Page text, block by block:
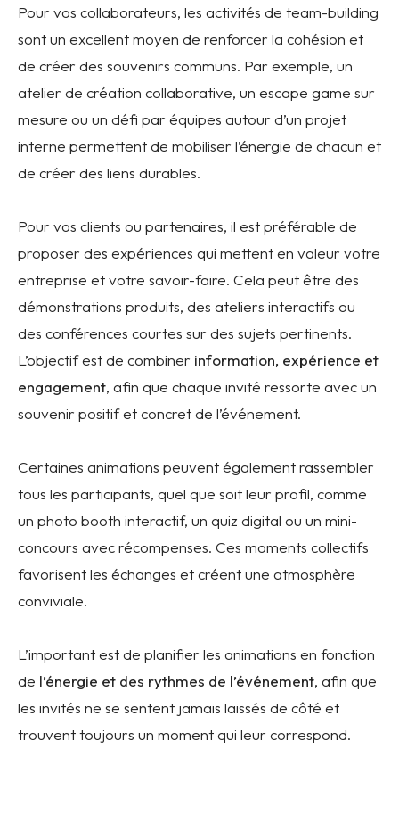
Pour vos collaborateurs, les activités de team-building
sont un excellent moyen de renforcer la cohésion et
de créer des souvenirs communs. Par exemple, un
atelier de création collaborative, un escape game sur
mesure ou un défi par équipes autour d’un projet
interne permettent de mobiliser l’énergie de chacun et
de créer des liens durables.
Pour vos clients ou partenaires, il est préférable de
proposer des expériences qui mettent en valeur votre
entreprise et votre savoir-faire. Cela peut être des
démonstrations produits, des ateliers interactifs ou
des conférences courtes sur des sujets pertinents.
L’objectif est de combiner information, expérience et
engagement, afin que chaque invité ressorte avec un
souvenir positif et concret de l’événement.
Certaines animations peuvent également rassembler
tous les participants, quel que soit leur profil, comme
un photo booth interactif, un quiz digital ou un mini-
concours avec récompenses. Ces moments collectifs
favorisent les échanges et créent une atmosphère
conviviale.
L’important est de planifier les animations en fonction
de l’énergie et des rythmes de l’événement, afin que
les invités ne se sentent jamais laissés de côté et
trouvent toujours un moment qui leur correspond.